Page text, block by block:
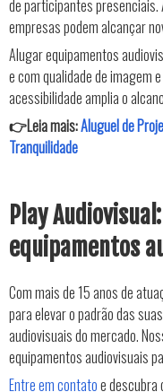
de participantes presenciais.
empresas podem alcançar
Alugar equipamentos
e com qualidade de imagem
acessibilidade amplia o
👉Leia mais:Aluguel de
Tranquilidade
Play
equipamentos
Com mais de 15 anos de
para elevar o padrão das
audiovisuais do mercado.
equipamentos audiovisuais
Entre em contatoe descubra